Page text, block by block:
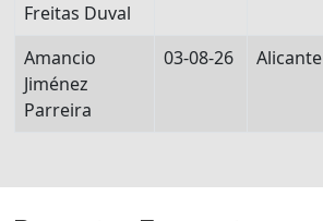
Freitas Duval
Amancio
Jiménez
Parreira
03-08-26 Alicante